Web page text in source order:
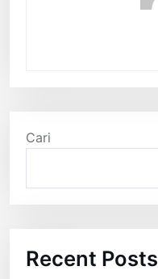
Cari
Recent Posts